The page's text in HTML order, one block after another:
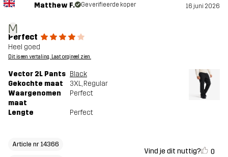
M
Matthew F. Geverifieerde koper 16 juni 2026
Perfect
Heel goed
Dit is een vertaling. Laat orgineel zien.
Vector 2L Pants Black
Gekochte maat
3XL, Regular
Waargenomen
maat
Perfect
Lengte Perfect
Article nr 14366
Vind je dit nuttig? 0